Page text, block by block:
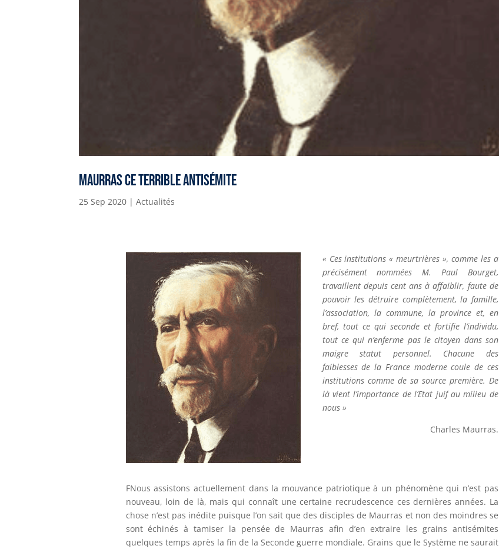
Maurras ce terrible antisémite
25 Sep 2020 |Actualités
« Ces institutions « meurtrières », comme les a
précisément nommées M. Paul Bourget,
travaillent depuis cent ans à affaiblir, faute de
pouvoir les détruire complètement, la famille,
l’association, la commune, la province et, en
bref, tout ce qui seconde et fortifie l’individu,
tout ce qui n’enferme pas le citoyen dans son
maigre statut personnel. Chacune des
faiblesses de la France moderne coule de ces
institutions comme de sa source première. De
là vient l’importance de l’Etat juif au milieu de
nous »
Charles Maurras.
FNous assistons actuellement dans la mouvance patriotique à un phénomène qui n’est pas
nouveau, loin de là, mais qui connaît une certaine recrudescence ces dernières années. La
chose n’est pas inédite puisque l’on sait que des disciples de Maurras et non des moindres se
sont échinés à tamiser la pensée de Maurras afin d’en extraire les grains antisémites
quelques temps après la fin de la Seconde guerre mondiale. Grains que le Système ne saurait